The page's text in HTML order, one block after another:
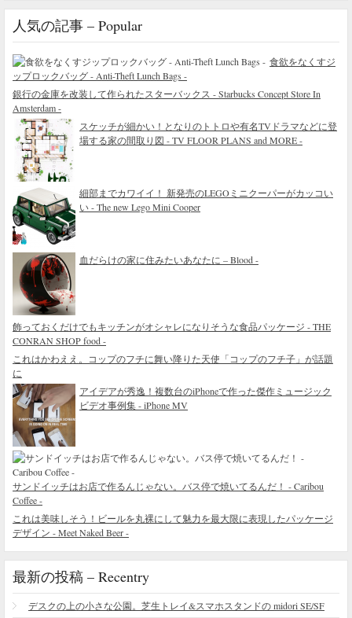
人気の記事 – Popular
食欲をなくすジ
ップロックバッグ - Anti-Theft Lunch Bags -
銀行の金庫を改装して作られたスターバックス - Starbucks Concept Store In
Amsterdam -
スケッチが細かい！となりのトトロや有名TVドラマなどに登
場する家の間取り図 - TV FLOOR PLANS and MORE -
細部までカワイイ！ 新発売のLEGOミニクーパーがカッコい
い - The new Lego Mini Cooper
血だらけの家に住みたいあなたに – Blood -
飾っておくだけでもキッチンがオシャレになりそうな食品パッケージ - THE
CONRAN SHOP food -
これはかわええ。コップのフチに舞い降りた天使「コップのフチ子」が話題
に
アイデアが秀逸！複数台のiPhoneで作った傑作ミュージック
ビデオ事例集 - iPhone MV
サンドイッチはお店で作るんじゃない。バス停で焼いてるんだ！ - Caribou
Coffee -
これは美味しそう！ビールを丸裸にして魅力を最大限に表現したパッケージ
デザイン - Meet Naked Beer -
最新の投稿 – Recentry
デスクの上の小さな公園。芝生トレイ&スマホスタンドの midori SE/SF